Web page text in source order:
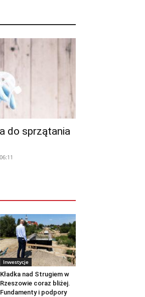
do sprzątania
Inwestycje
Kładka nad Strugiem w
Rzeszowie coraz bliżej.
Fundamenty i podpory